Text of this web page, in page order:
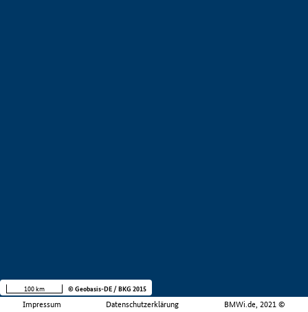
Impressum Datenschutzerklärung BMWi.de, 2021 ©
100 km © Geobasis-DE / BKG 2015